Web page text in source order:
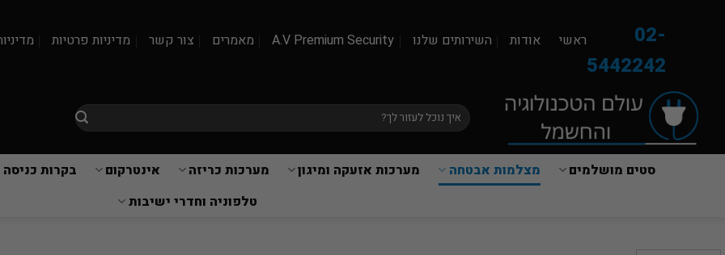
02-
5442242
ראשי אודות השירותים שלנו A.V Premium Security מאמרים צור קשר מדיניות פרטיות
חיפוש
עבור:
סטים מושלמים מצלמות אבטחה מערכות אזעקה ומיגון מערכות כריזה אינטרקום
בקרות
טלפוניה וחדרי ישיבות